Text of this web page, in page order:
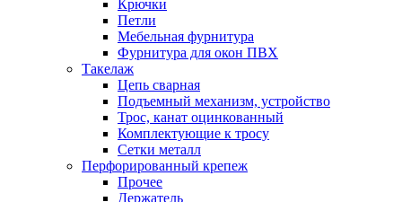
Крючки
Петли
Мебельная фурнитура
Фурнитура для окон ПВХ
Такелаж
Цепь сварная
Подъемный механизм, устройство
Трос, канат оцинкованный
Комплектующие к тросу
Сетки металл
Перфорированный крепеж
Прочее
Держатель